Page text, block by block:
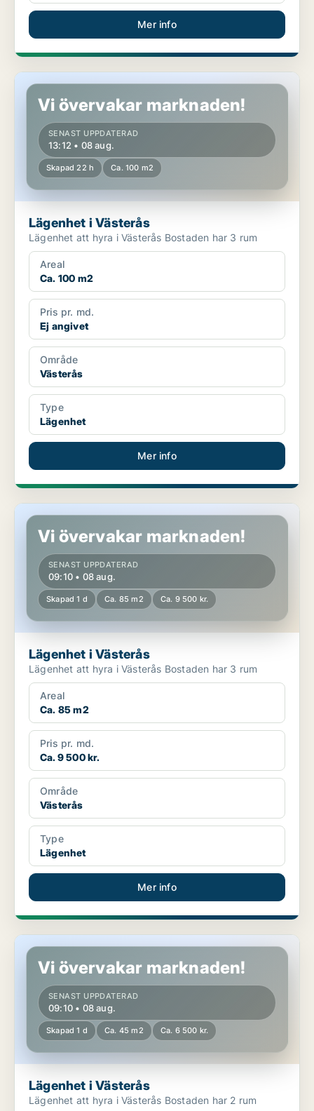
Mer info
Lägenhet i Västerås
Vi övervakar marknaden!
SENAST UPPDATERAD
13:12 • 08 aug.
Skapad 22 h Ca. 100 m2
Lägenhet i Västerås
Lägenhet att hyra i Västerås Bostaden har 3 rum
Areal
Ca. 100 m2
Pris pr. md.
Ej angivet
Område
Västerås
Type
Lägenhet
Mer info
Lägenhet i Västerås
Vi övervakar marknaden!
SENAST UPPDATERAD
09:10 • 08 aug.
Skapad 1 d Ca. 85 m2 Ca. 9 500 kr.
Lägenhet i Västerås
Lägenhet att hyra i Västerås Bostaden har 3 rum
Areal
Ca. 85 m2
Pris pr. md.
Ca. 9 500 kr.
Område
Västerås
Type
Lägenhet
Mer info
Lägenhet i Västerås
Vi övervakar marknaden!
SENAST UPPDATERAD
09:10 • 08 aug.
Skapad 1 d Ca. 45 m2 Ca. 6 500 kr.
Lägenhet i Västerås
Lägenhet att hyra i Västerås Bostaden har 2 rum